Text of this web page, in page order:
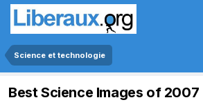
Science et technologie
Best Science Images of 2007